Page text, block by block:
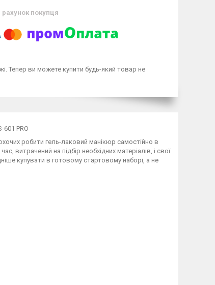
рахунок покупця
Тепер ви можете купити будь-який товар не
PRO
робити гель-лаковий манікюр самостійно в
витрачений на підбір необхідних матеріалів, і свої
купувати в готовому стартовому наборі, а не